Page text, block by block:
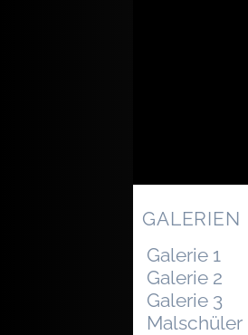
GALERIEN
Galerie 1
Galerie 2
Galerie 3
Malschüler